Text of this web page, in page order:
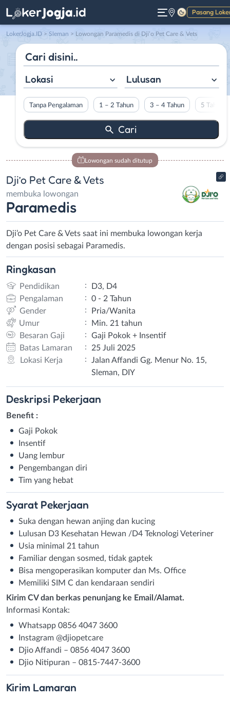
Pasang
Gelap
LokerJogja.ID > Sleman > Lowongan Paramedis di Dji’o Pet Care & Vets
Lokasi Lulusan
Tanpa Pengalaman 1 – 2 Tahun 3 – 4 Tahun 5 Tahun
Lowongan sudah ditutup
Dji’o Pet Care & Vets
membuka lowongan
Paramedis
Dji’o Pet Care & Vets saat ini membuka lowongan kerja
dengan posisi sebagai Paramedis.
Ringkasan
Pendidikan :
D3, D4
Pengalaman
:
0 - 2 Tahun
Gender
:
Pria/Wanita
Umur
:
Min. 21 tahun
Besaran Gaji
:
Gaji Pokok + Insentif
Batas Lamaran
:
25 Juli 2025
Lokasi Kerja
:
Jalan Affandi Gg. Menur No. 15,
Sleman, DIY
Deskripsi Pekerjaan
Benefit :
Gaji Pokok
Insentif
Uang lembur
Pengembangan diri
Tim yang hebat
Syarat Pekerjaan
Suka dengan hewan anjing dan kucing
Lulusan D3 Kesehatan Hewan /D4 Teknologi Veteriner
Usia minimal 21 tahun
Familiar dengan sosmed, tidak gaptek
Bisa mengoperasikan komputer dan Ms. Office
Memiliki SIM C dan kendaraan sendiri
Kirim CV dan berkas penunjang ke Email/Alamat.
Informasi Kontak:
Whatsapp 0856 4047 3600
Instagram @djiopetcare
Djio Affandi – 0856 4047 3600
Djio Nitipuran – 0815-7447-3600
Kirim Lamaran